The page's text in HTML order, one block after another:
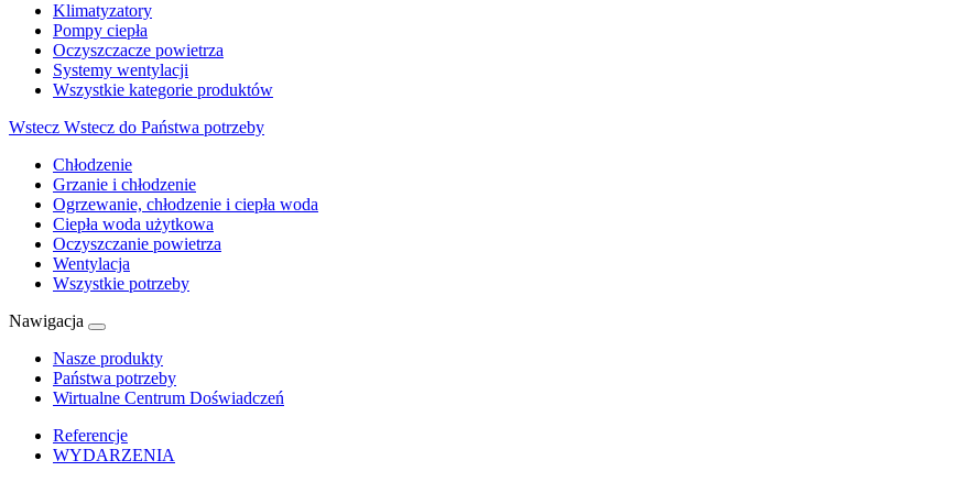
Klimatyzatory
Pompy ciepła
Oczyszczacze powietrza
Systemy wentylacji
Wszystkie kategorie produktów
Wstecz Wstecz do Państwa potrzeby
Chłodzenie
Grzanie i chłodzenie
Ogrzewanie, chłodzenie i ciepła woda
Ciepła woda użytkowa
Oczyszczanie powietrza
Wentylacja
Wszystkie potrzeby
Nawigacja
Nasze produkty
Państwa potrzeby
Wirtualne Centrum Doświadczeń
Referencje
WYDARZENIA